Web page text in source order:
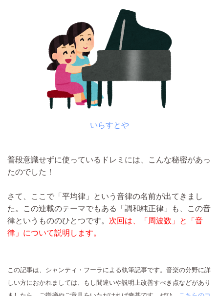
いらすとや
普段意識せずに使っているドレミには、こんな秘密があっ
たのでした！
さて、ここで「平均律」という音律の名前が出てきまし
た。この連載のテーマでもある「調和純正律」も、この音
律というもののひとつです。 次回は、「周波数」と「音
律」について説明します。
この記事は、シャンティ・フーラによる執筆記事です。音楽の分野に詳
しい方におかれましては、もし間違いや説明上改善すべき点などがあり